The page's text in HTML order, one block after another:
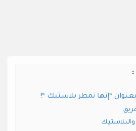
“إنها تمطر بلاستيك “!
والبلاستيك